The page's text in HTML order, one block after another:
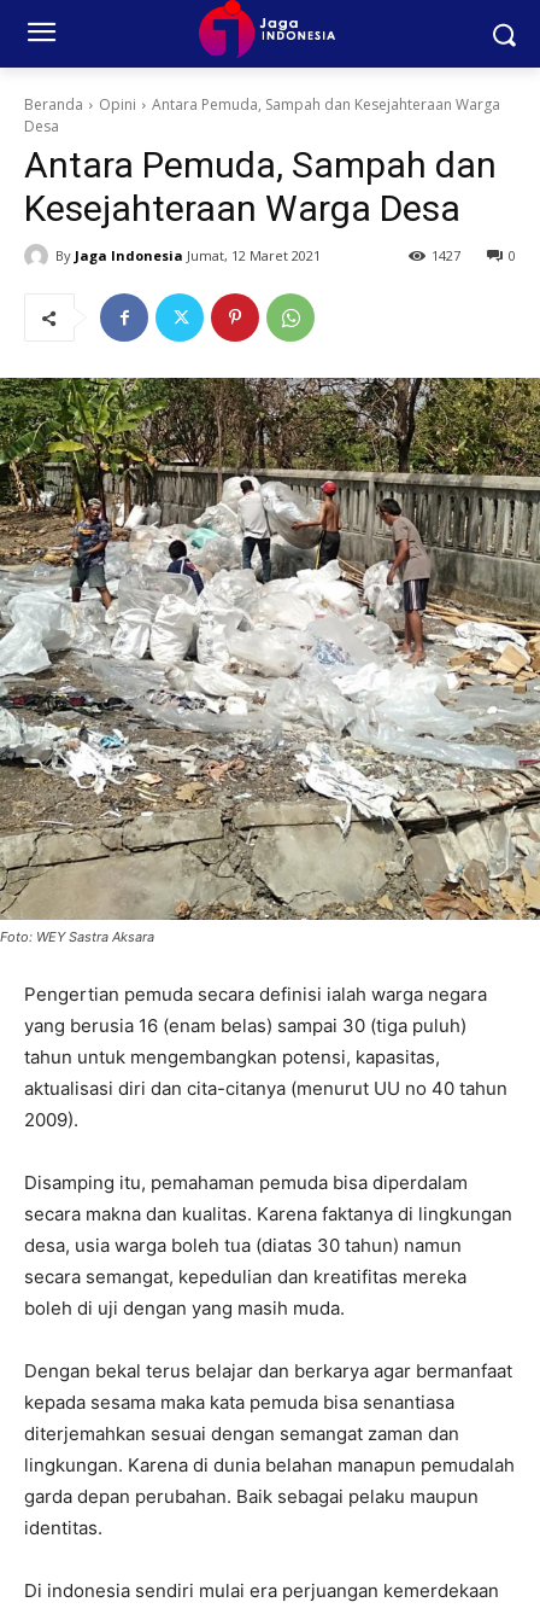
Beranda Opini
Antara Pemuda, Sampah dan Kesejahteraan Warga
Desa
Antara Pemuda, Sampah dan
Kesejahteraan Warga Desa
By Jaga Indonesia Jumat, 12 Maret 2021 0
1427
Foto: WEY Sastra Aksara
Pengertian pemuda secara definisi ialah warga negara
yang berusia 16 (enam belas) sampai 30 (tiga puluh)
tahun untuk mengembangkan potensi, kapasitas,
aktualisasi diri dan cita-citanya (menurut UU no 40 tahun
2009).
Disamping itu, pemahaman pemuda bisa diperdalam
secara makna dan kualitas. Karena faktanya di lingkungan
desa, usia warga boleh tua (diatas 30 tahun) namun
secara semangat, kepedulian dan kreatifitas mereka
boleh di uji dengan yang masih muda.
Dengan bekal terus belajar dan berkarya agar bermanfaat
kepada sesama maka kata pemuda bisa senantiasa
diterjemahkan sesuai dengan semangat zaman dan
lingkungan. Karena di dunia belahan manapun pemudalah
garda depan perubahan. Baik sebagai pelaku maupun
identitas.
Di indonesia sendiri mulai era perjuangan kemerdekaan